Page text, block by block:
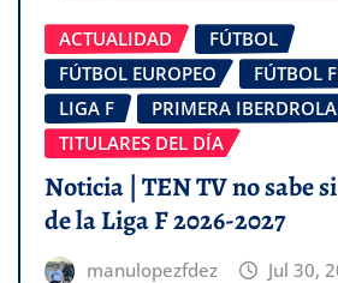
ACTUALIDAD
FÚTBOL
FÚTBOL EUROPEO
FÚTBOL
LIGA F
PRIMERA IBERDROLA
TITULARES DEL DÍA
Noticia | TEN TV no sabe
de la Liga F 2026-2027
manulopezfdez Jul 30,